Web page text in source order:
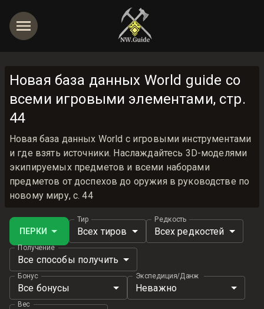
Новая база данных World guide со
всеми игровыми элементами, стр.
44
Новая база данных World с игровыми инструментами
и где взять источники. Наслаждайтесь 3D-моделями
экипируемых предметов и всеми наборами
предметов от доспехов до оружия в руководстве по
новому миру, с. 44
ПЕРКИ
Тир
Всех тиров
Редкость
Всех редкостей
Получение
Все способы получить
Бонус
Все бонусы
Экспедиция/Данж
Неважно
Вес